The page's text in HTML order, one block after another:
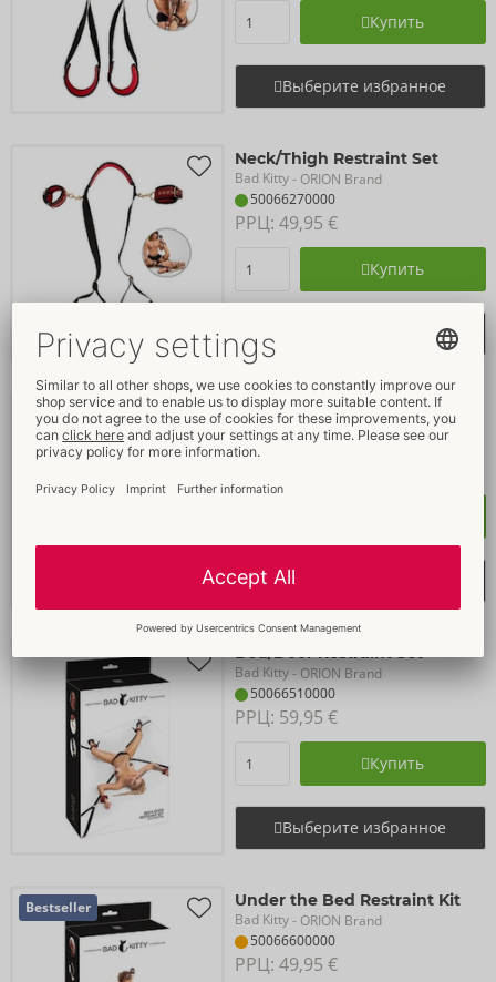
Купить
Выберите избранное
Neck/Thigh Restraint Set
Bad Kitty- ORION Brand
50066270000
РРЦ: 49,95 €
Купить
Выберите избранное
Neck to Wrist Bondage Set
Bad Kitty- ORION Brand
50066350000
Выберите избранное
Bed/Door Restraint Set
Bad Kitty- ORION Brand
50066510000
РРЦ: 59,95 €
Купить
Выберите избранное
Bestseller Under the Bed Restraint Kit
Bad Kitty- ORION Brand
50066600000
РРЦ: 49,95 €